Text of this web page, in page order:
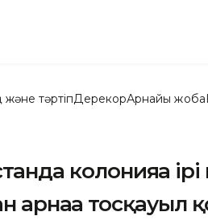
және тәртіпДерекқорАрнайы жоба
колонияға ірі
арнаға